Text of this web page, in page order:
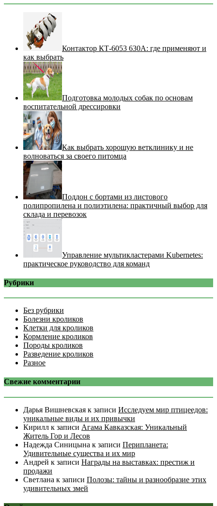
Контактор КТ-6053 630А: где применяют и
как выбрать
Подготовка молодых собак по основам
воспитательной дрессировки
Как выбрать хорошую ветклинику и не
волноваться за своего питомца
Поддон с бортами из листового
полипропилена и полиэтилена: практичный выбор для
склада и перевозок
Управление мультикластерами Kubernetes:
практическое руководство для команд
Рубрики
Без рубрики
Болезни кроликов
Клетки для кроликов
Кормление кроликов
Породы кроликов
Разведение кроликов
Разное
Свежие комментарии
Дарья Вишневская к записи Исследуем мир птицеедов:
уникальные виды и их привычки
Кирилл к записи Агама Кавказская: Уникальный
Житель Гор и Лесов
Надежда Синицына к записи Перипланета:
Удивительные существа и их мир
Андрей к записи Награды на выставках: престиж и
продажи
Светлана к записи Полозы: тайны и разнообразие этих
удивительных змей